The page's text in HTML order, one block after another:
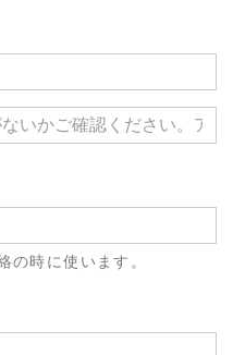
時に使います。